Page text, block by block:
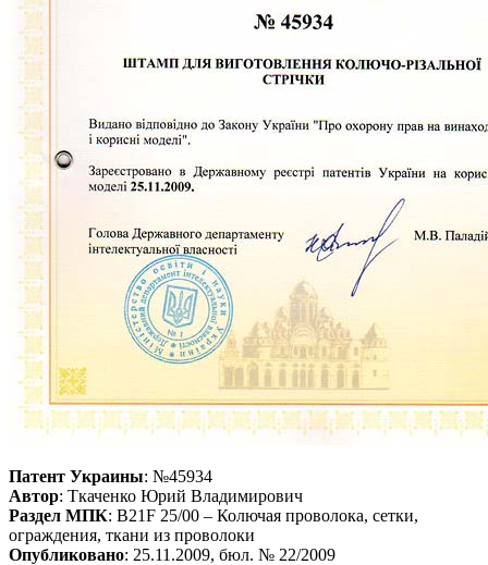
Патент Украины: №45934
Автор: Ткаченко Юрий Владимирович
Раздел МПК: B21F 25/00 – Колючая проволока, сетки,
ограждения, ткани из проволоки
Опубликовано: 25.11.2009, бюл. № 22/2009